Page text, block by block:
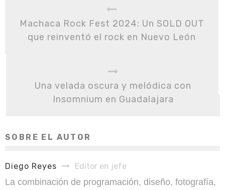
Machaca Rock Fest 2024: Un SOLD OUT
que reinventó el rock en Nuevo León
Una velada oscura y melódica con
Insomnium en Guadalajara
SOBRE EL AUTOR
Diego Reyes Editor en jefe
La combinación de programación, diseño, fotografía,